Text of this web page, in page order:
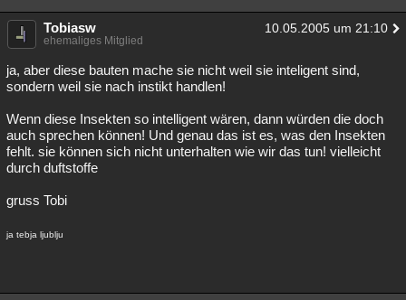
Tobiasw 10.05.2005 um 21:10
ehemaliges Mitglied
ja, aber diese bauten mache sie nicht weil sie inteligent sind,
sondern weil sie nach instikt handlen!
Wenn diese Insekten so intelligent wären, dann würden die doch
auch sprechen können! Und genau das ist es, was den Insekten
fehlt. sie können sich nicht unterhalten wie wir das tun! vielleicht
durch duftstoffe
gruss Tobi
ja tebja ljublju